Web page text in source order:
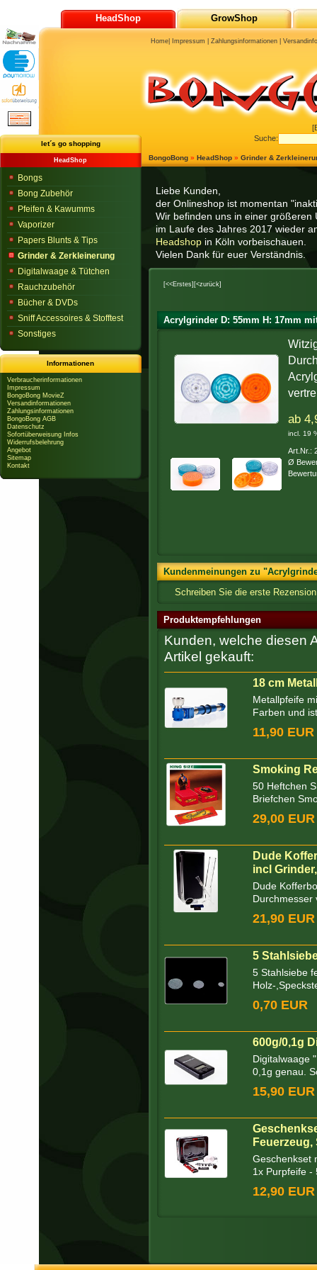
Liebe Kunden,
der Onlineshop ist momentan
Wir befinden uns in einer größeren
im Laufe des Jahres 2017 wieder
Headshop in Köln vorbeischauen.
Vielen Dank für euer Verständnis.
[<<Erstes] [<zurück]
Acrylgrinder D: 55mm H: 17mm
ab
incl. 19
Art.Nr.:
Ø
Kundenmeinungen zu
Schreiben Sie die erste
Produktempfehlungen
Kunden, welche diesen
Artikel gekauft:
18 cm
Metallpfeife
Farben und
11,90 EUR
Smoking
50 Heftchen
Briefchen
29,00 EUR
Dude
incl
Dude
Durchmesser
21,90 EUR
5
5 Stahlsiebe
Holz-
0,70 EUR
600g/0,1g
Digitalwaage
0,1g genau.
15,90 EUR
Feuerzeug,
Geschenkset
1x Purpfeife -
12,90 EUR
BongoBong » HeadShop » Grinder &
let´s go shopping
HeadShop
Bongs
Bong Zubehör
Pfeifen & Kawumms
Vaporizer
Papers Blunts & Tips
Grinder & Zerkleinerung
Digitalwaage & Tütchen
Rauchzubehör
Bücher & DVDs
Sniff Accessoires & Stofftest
Sonstiges
Informationen
Verbraucherinformationen
Impressum
BongoBong MovieZ
Versandinformationen
Zahlungsinformationen
BongoBong AGB
Datenschutz
Sofortüberweisung Infos
Widerrufsbelehrung
Angebot
Sitemap
Kontakt
HeadShop GrowShop
Suche:
Home Impressum |Zahlungsinformationen |